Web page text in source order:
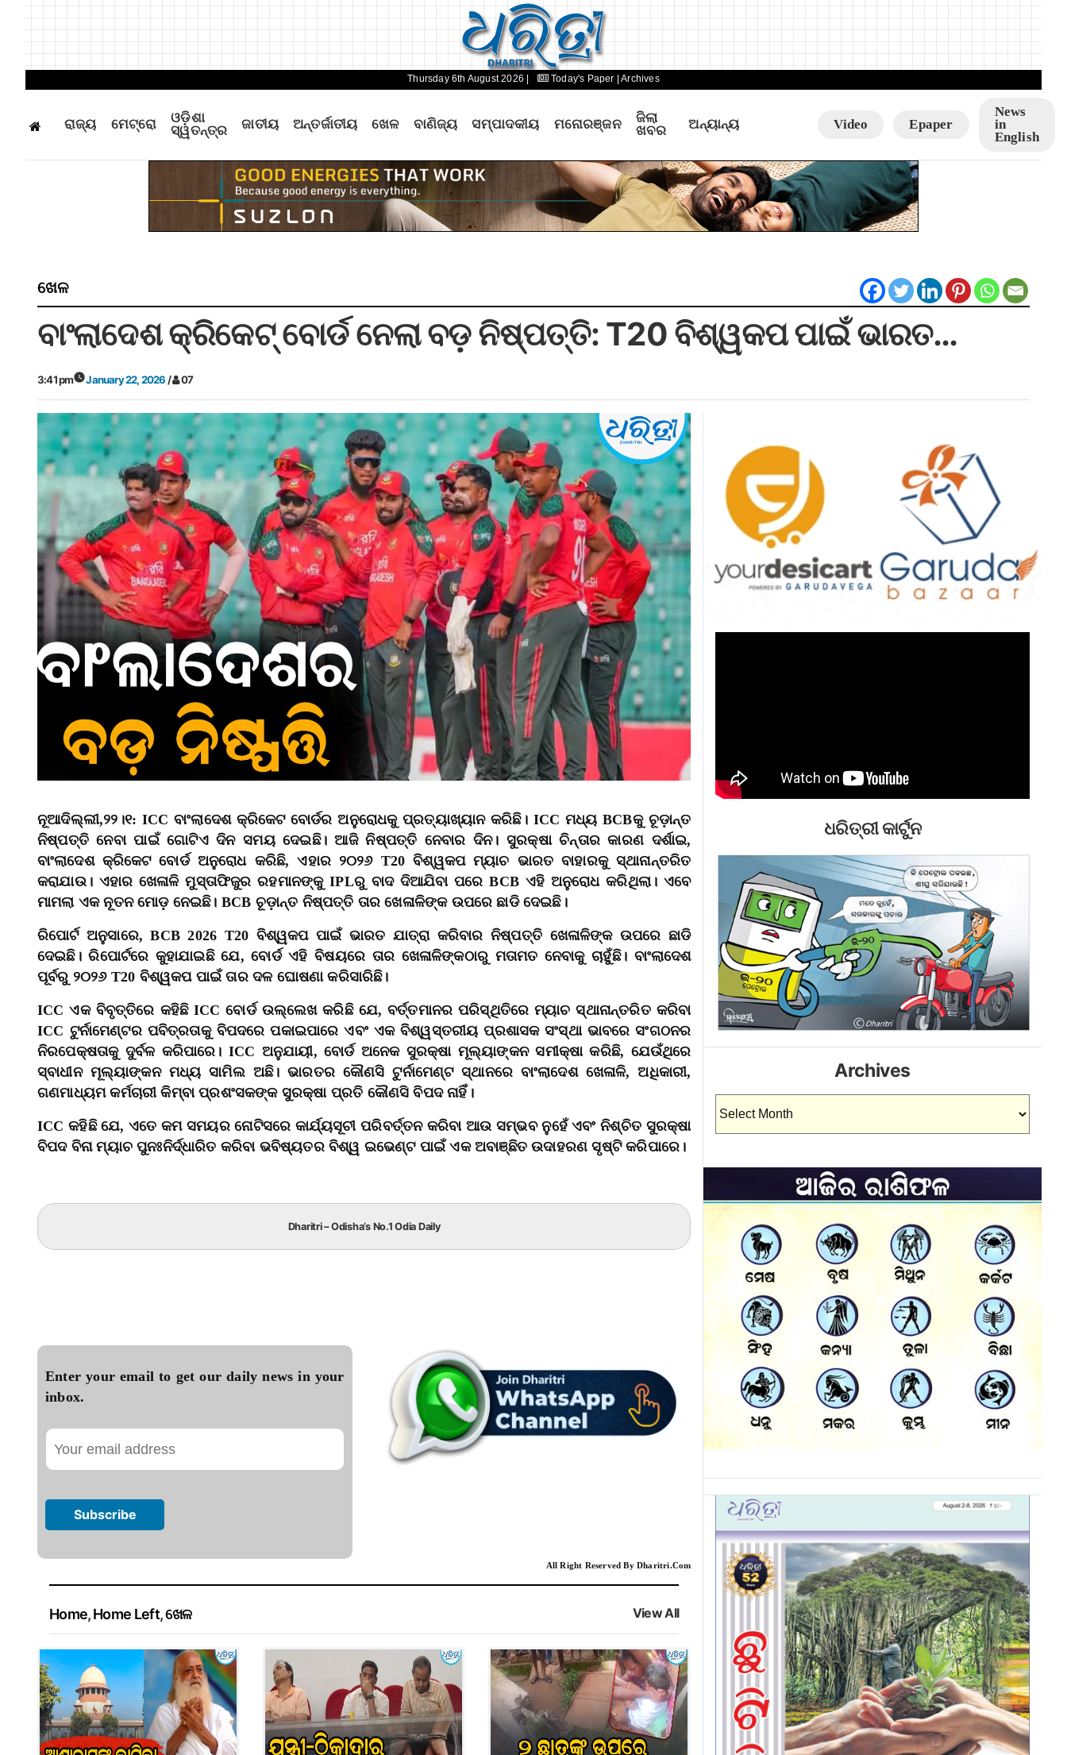
Thursday 6th August 2026 | Today's Paper | Archives
ରାଜ୍ୟ ମେଟ୍ରୋ
ଓଡ଼ିଶା
ସ୍ୱତନ୍ତ୍ର
ଜାତୀୟ ଅନ୍ତର୍ଜାତୀୟ ଖେଳ ବାଣିଜ୍ୟ ସମ୍ପାଦକୀୟ ମନୋରଞ୍ଜନ
ଜିଲା
ଖବର
ଅନ୍ୟାନ୍ୟ Video Epaper
News
in
English
ଖେଳ
ବାଂଲାଦେଶ କ୍ରିକେଟ୍‌ ବୋର୍ଡ ନେଲା ବଡ଼ ନିଷ୍ପତ୍ତି: T20 ବିଶ୍ୱକପ ପାଇଁ ଭାରତ…
3:41 pm January 22, 2026 / 07
ନୂଆଦିଲ୍ଲୀ,୨୨।୧: ICC ବାଂଲାଦେଶ କ୍ରିକେଟ ବୋର୍ଡର ଅନୁରୋଧକୁ ପ୍ରତ୍ୟାଖ୍ୟାନ କରିଛି। ICC ମଧ୍ୟ BCBକୁ ଚୂଡ଼ାନ୍ତ
ନିଷ୍ପତ୍ତି ନେବା ପାଇଁ ଗୋଟିଏ ଦିନ ସମୟ ଦେଇଛି। ଆଜି ନିଷ୍ପତ୍ତି ନେବାର ଦିନ। ସୁରକ୍ଷା ଚିନ୍ତାର କାରଣ ଦର୍ଶାଇ,
ବାଂଲାଦେଶ କ୍ରିକେଟ ବୋର୍ଡ ଅନୁରୋଧ କରିଛି, ଏହାର ୨୦୨୬ T20 ବିଶ୍ୱକପ ମ୍ୟାଚ ଭାରତ ବାହାରକୁ ସ୍ଥାନାନ୍ତରିତ
କରାଯାଉ। ଏହାର ଖେଳାଳି ମୁସ୍ତାଫିଜୁର ରହମାନଙ୍କୁ IPLରୁ ବାଦ ଦିଆଯିବା ପରେ BCB ଏହି ଅନୁରୋଧ କରିଥିଲା। ଏବେ
ମାମଲା ଏକ ନୂତନ ମୋଡ଼ ନେଇଛି। BCB ଚୂଡ଼ାନ୍ତ ନିଷ୍ପତ୍ତି ତାର ଖେଳାଳିଙ୍କ ଉପରେ ଛାଡି ଦେଇଛି।
ରିପୋର୍ଟ ଅନୁସାରେ, BCB 2026 T20 ବିଶ୍ୱକପ ପାଇଁ ଭାରତ ଯାତ୍ରା କରିବାର ନିଷ୍ପତ୍ତି ଖେଳାଳିଙ୍କ ଉପରେ ଛାଡି
ଦେଇଛି। ରିପୋର୍ଟରେ କୁହାଯାଇଛି ଯେ, ବୋର୍ଡ ଏହି ବିଷୟରେ ତାର ଖେଳାଳିଙ୍କଠାରୁ ମତାମତ ନେବାକୁ ଚାହୁଁଛି। ବାଂଲାଦେଶ
ପୂର୍ବରୁ ୨୦୨୬ T20 ବିଶ୍ୱକପ ପାଇଁ ତାର ଦଳ ଘୋଷଣା କରିସାରିଛି।
ICC ଏକ ବିବୃତ୍ତିରେ କହିଛି ICC ବୋର୍ଡ ଉଲ୍ଲେଖ କରିଛି ଯେ, ବର୍ତ୍ତମାନର ପରିସ୍ଥିତିରେ ମ୍ୟାଚ ସ୍ଥାନାନ୍ତରିତ କରିବା
ICC ଟୁର୍ନାମେଣ୍ଟର ପବିତ୍ରତାକୁ ବିପଦରେ ପକାଇପାରେ ଏବଂ ଏକ ବିଶ୍ୱସ୍ତରୀୟ ପ୍ରଶାସକ ସଂସ୍ଥା ଭାବରେ ସଂଗଠନର
ନିରପେକ୍ଷତାକୁ ଦୁର୍ବଳ କରିପାରେ। ICC ଅନୁଯାୟୀ, ବୋର୍ଡ ଅନେକ ସୁରକ୍ଷା ମୂଲ୍ୟାଙ୍କନ ସମୀକ୍ଷା କରିଛି, ଯେଉଁଥିରେ
ସ୍ବାଧୀନ ମୂଲ୍ୟାଙ୍କନ ମଧ୍ୟ ସାମିଲ ଅଛି। ଭାରତର କୌଣସି ଟୁର୍ନାମେଣ୍ଟ ସ୍ଥାନରେ ବାଂଲାଦେଶ ଖେଳାଳି, ଅଧିକାରୀ,
ଗଣମାଧ୍ୟମ କର୍ମଚାରୀ କିମ୍ବା ପ୍ରଶଂସକଙ୍କ ସୁରକ୍ଷା ପ୍ରତି କୌଣସି ବିପଦ ନାହିଁ।
ICC କହିଛି ଯେ, ଏତେ କମ ସମୟର ନୋଟିସରେ କାର୍ଯ୍ୟସୂଚୀ ପରିବର୍ତ୍ତନ କରିବା ଆଉ ସମ୍ଭବ ନୁହେଁ ଏବଂ ନିଶ୍ଚିତ ସୁରକ୍ଷା
ବିପଦ ବିନା ମ୍ୟାଚ ପୁନଃନିର୍ଦ୍ଧାରିତ କରିବା ଭବିଷ୍ୟତର ବିଶ୍ୱ ଇଭେଣ୍ଟ ପାଇଁ ଏକ ଅବାଞ୍ଛିତ ଉଦାହରଣ ସୃଷ୍ଟି କରିପାରେ।
Dharitri – Odisha’s No.1 Odia Daily
Enter your email to get our daily news in your
inbox.
All Right Reserved By Dharitri.Com
Home,Home Left,ଖେଳ View All
ଧରିତ୍ରୀ କାର୍ଟୁନ
Archives
Archives